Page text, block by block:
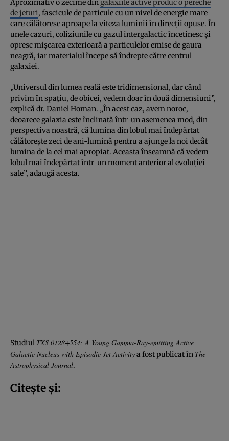
Aproximativ o zecime din galaxiile active produc o pereche
de jeturi, fascicule de particule cu un nivel de energie mare
care călătoresc aproape la viteza luminii în direcții opuse. În
unele cazuri, coliziunile cu gazul intergalactic încetinesc și
opresc mișcarea exterioară a particulelor emise de gaura
neagră, iar materialul începe să îndrepte către centrul
galaxiei.
„Universul din lumea reală este tridimensional, dar când
privim în spațiu, de obicei, vedem doar în două dimensiuni”,
explică dr. Daniel Homan. „În acest caz, avem noroc,
deoarece galaxia este înclinată într-un asemenea mod, din
perspectiva noastră, că lumina din lobul mai îndepărtat
călătorește zeci de ani-lumină pentru a ajunge la noi decât
lumina de la cel mai apropiat. Aceasta înseamnă că vedem
lobul mai îndepărtat într-un moment anterior al evoluției
sale”, adaugă acesta.
Studiul TXS 0128+554: A Young Gamma-Ray-emitting Active
Galactic Nucleus with Episodic Jet Activitya fost publicat în The
Astrophysical Journal.
Citește și: